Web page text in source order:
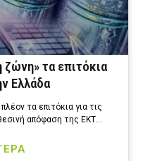
τα επιτόκια
Ελλάδα
τα επιτόκια για τις
απόφαση της ΕΚΤ…